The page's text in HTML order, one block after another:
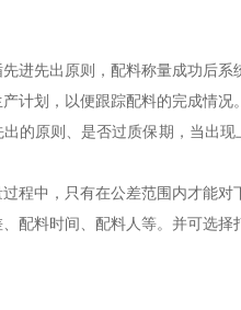
先出原则，配料称量成功后系
划，以便跟踪配料的完成情况。
原则、是否过质保期，当出现
中，只有在公差范围内才能对
料时间、配料人等。并可选择